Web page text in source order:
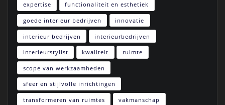
expertise functionaliteit en esthetiek
goede interieur bedrijven innovatie
interieur bedrijven interieurbedrijven
interieurstylist kwaliteit ruimte
scope van werkzaamheden
sfeer en stijlvolle inrichtingen
transformeren van ruimtes vakmanschap